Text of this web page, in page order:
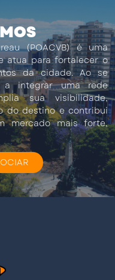
(POACVB) é uma
atua para fortalecer o
da cidade. Ao se
a integrar uma rede
sua visibilidade,
do destino e contribui
mercado mais forte,